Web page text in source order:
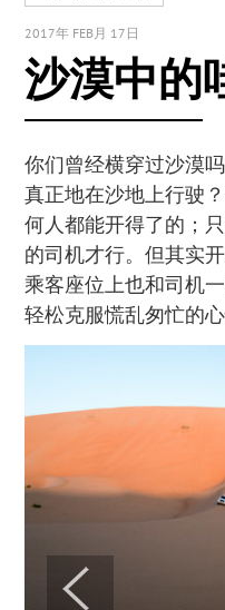
2017年 FEB月 17日
沙漠中的
你们曾经横穿过沙漠
真正地在沙地上行驶
何人都能开得了的；
的司机才行。但其实
乘客座位上也和司机
轻松克服慌乱匆忙的